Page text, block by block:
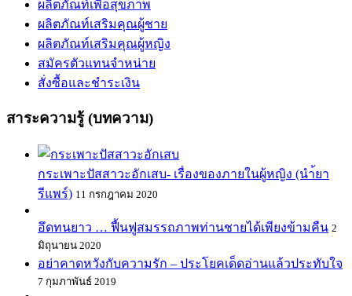
ผลิตภัณท์เพื่อสุขภาพ
ผลิตภัณท์เสริมคุณผู้ชาย
ผลิตภัณท์เสริมคุณผู้หญิง
สมัครตัวแทนจำหน่าย
สั่งซื้อและชำระเงิน
สาระความรู้ (บทความ)
กระเพาะปัสสาวะอักเสบ- เรื่องของภายในผู้หญิง (นำ้ยา
รีแพร์) 11 กรกฎาคม 2020
อึดทนยาว … ฟื้นฟูสมรรถภาพท่านชายได้เพียงข้ามคืน 2
มิถุนายน 2020
อย่าคาดหวังกับความรัก – ประโยคเด็ดอ่านแล้วประทับใจ
7 กุมภาพันธ์ 2019